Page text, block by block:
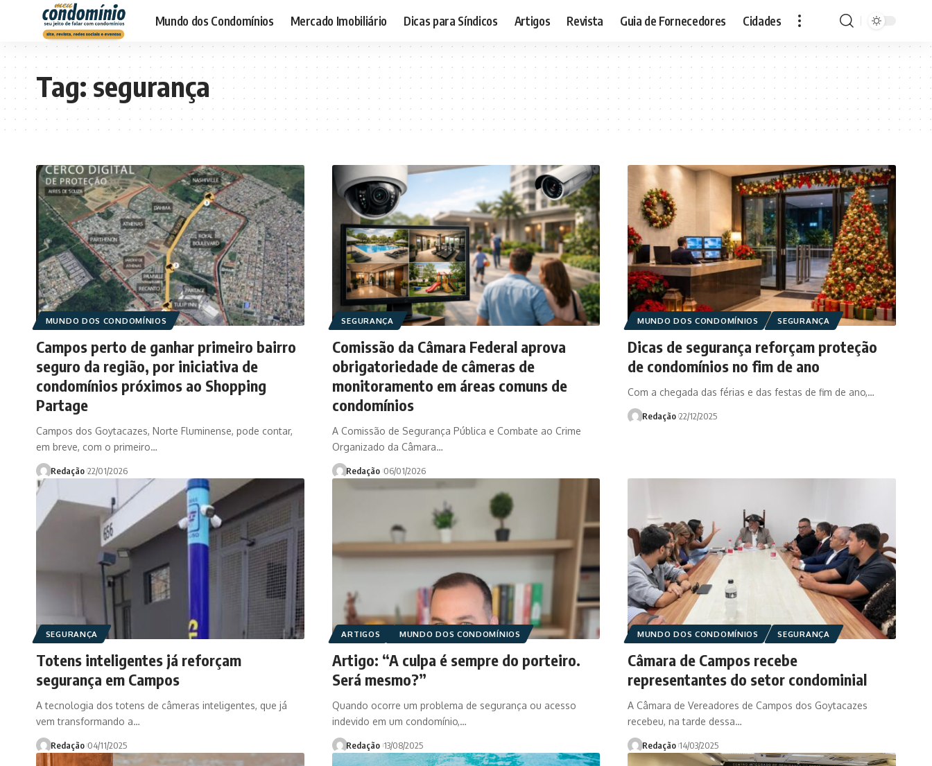
Mundo dos Condomínios Mercado Imobiliário Dicas para Síndicos Artigos Revista Guia de Fornecedores Cidades
Tag:segurança
MUNDO DOS CONDOMÍNIOS
Campos perto de ganhar primeiro bairro
seguro da região, por iniciativa de
condomínios próximos ao Shopping
Partage
Campos dos Goytacazes, Norte Fluminense, pode contar,
em breve, com o primeiro…
Redação 22/01/2026
SEGURANÇA
Comissão da Câmara Federal aprova
obrigatoriedade de câmeras de
monitoramento em áreas comuns de
condomínios
A Comissão de Segurança Pública e Combate ao Crime
Organizado da Câmara…
Redação 06/01/2026
MUNDO DOS CONDOMÍNIOS SEGURANÇA
Dicas de segurança reforçam proteção
de condomínios no fim de ano
Com a chegada das férias e das festas de fim de ano,…
Redação 22/12/2025
SEGURANÇA
Totens inteligentes já reforçam
segurança em Campos
A tecnologia dos totens de câmeras inteligentes, que já
vem transformando a…
Redação 04/11/2025
ARTIGOS MUNDO DOS CONDOMÍNIOS
Artigo: “A culpa é sempre do porteiro.
Será mesmo?”
Quando ocorre um problema de segurança ou acesso
indevido em um condomínio,…
Redação 13/08/2025
MUNDO DOS CONDOMÍNIOS SEGURANÇA
Câmara de Campos recebe
representantes do setor condominial
A Câmara de Vereadores de Campos dos Goytacazes
recebeu, na tarde dessa…
Redação 14/03/2025